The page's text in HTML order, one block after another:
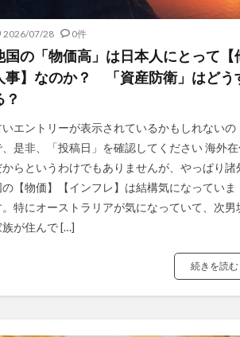
2026/07/28 0件
国の「物価高」は日本人にとって【
事】なのか？ 「資産防衛」はどう
？
いエントリーが表示されているかもしれないの
、是非、「投稿日」を確認してください 海外在
からというわけでもありませんが、やっぱり諸
の【物価】【インフレ】は結構気になっていま
。特にオーストラリアが気になっていて、次男
族が住んで […]
続きを読む